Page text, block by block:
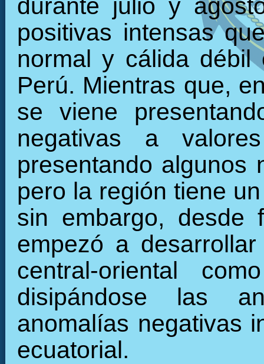
durante julio y
positivas intensas
normal y cálida
Perú. Mientras que,
se viene
negativas a
presentando algunos
pero la región tiene
sin embargo,
empezó a
central-oriental
disipándose las
anomalías negativas
ecuatorial.